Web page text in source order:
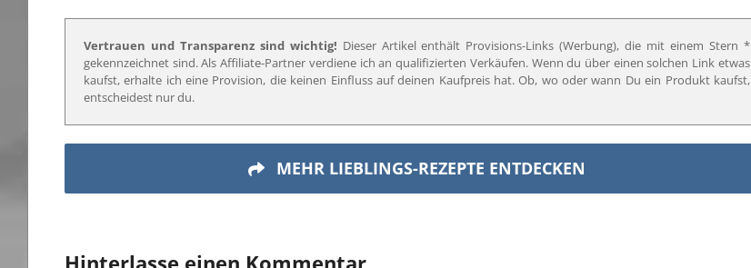
Vertrauen und Transparenz sind wichtig! Dieser Artikel enthält Provisions-Links (Werbung), die mit einem Stern *
gekennzeichnet sind. Als Affiliate-Partner verdiene ich an qualifizierten Verkäufen. Wenn du über einen solchen Link etwas
kaufst, erhalte ich eine Provision, die keinen Einfluss auf deinen Kaufpreis hat. Ob, wo oder wann Du ein Produkt kaufst,
entscheidest nur du.
MEHR LIEBLINGS-REZEPTE ENTDECKEN